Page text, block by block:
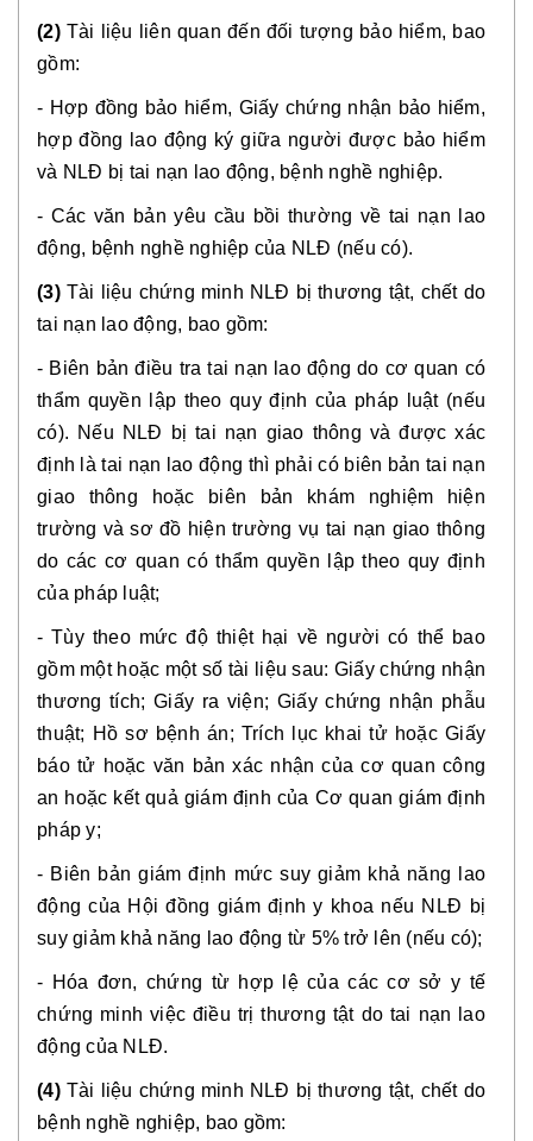
(2)Tài liệu liên quan đến đối tượng bảo hiểm, bao
gồm:
- Hợp đồng bảo hiểm, Giấy chứng nhận bảo hiểm,
hợp đồng lao động ký giữa người được bảo hiểm
và NLĐ bị tai nạn lao động, bệnh nghề nghiệp.
- Các văn bản yêu cầu bồi thường về tai nạn lao
động, bệnh nghề nghiệp của NLĐ (nếu có).
(3)Tài liệu chứng minh NLĐ bị thương tật, chết do
tai nạn lao động, bao gồm:
- Biên bản điều tra tai nạn lao động do cơ quan có
thẩm quyền lập theo quy định của pháp luật (nếu
có). Nếu NLĐ bị tai nạn giao thông và được xác
định là tai nạn lao động thì phải có biên bản tai nạn
giao thông hoặc biên bản khám nghiệm hiện
trường và sơ đồ hiện trường vụ tai nạn giao thông
do các cơ quan có thẩm quyền lập theo quy định
của pháp luật;
- Tùy theo mức độ thiệt hại về người có thể bao
gồm một hoặc một số tài liệu sau: Giấy chứng nhận
thương tích; Giấy ra viện; Giấy chứng nhận phẫu
thuật; Hồ sơ bệnh án; Trích lục khai tử hoặc Giấy
báo tử hoặc văn bản xác nhận của cơ quan công
an hoặc kết quả giám định của Cơ quan giám định
pháp y;
- Biên bản giám định mức suy giảm khả năng lao
động của Hội đồng giám định y khoa nếu NLĐ bị
suy giảm khả năng lao động từ 5% trở lên (nếu có);
- Hóa đơn, chứng từ hợp lệ của các cơ sở y tế
chứng minh việc điều trị thương tật do tai nạn lao
động của NLĐ.
(4)Tài liệu chứng minh NLĐ bị thương tật, chết do
bệnh nghề nghiệp, bao gồm: